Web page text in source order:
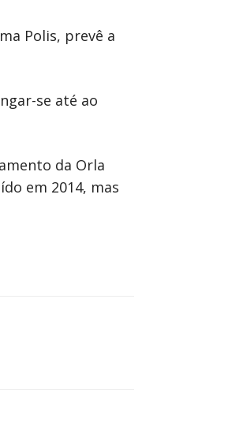
Polis, prevê a
se até ao
da Orla
em 2014, mas